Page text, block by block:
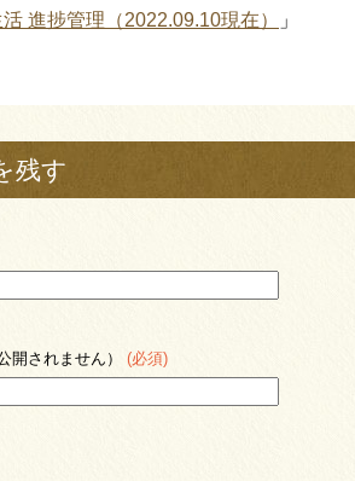
進捗管理（2022.09.10現在） 」
残す
開されません） (必須)